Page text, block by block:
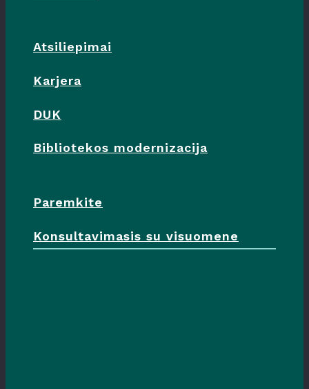
Atsiliepimai
Karjera
DUK
Bibliotekos modernizacija
Paremkite
Konsultavimasis su visuomene